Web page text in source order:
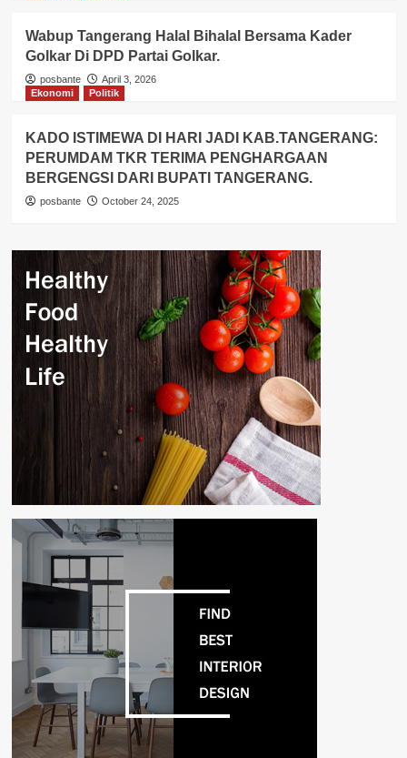
Wabup Tangerang Halal Bihalal Bersama Kader
Golkar Di DPD Partai Golkar.
posbante
April 3, 2026
Ekonomi
Politik
KADO ISTIMEWA DI HARI JADI KAB.TANGERANG:
PERUMDAM TKR TERIMA PENGHARGAAN
BERGENGSI DARI BUPATI TANGERANG.
posbante October 24, 2025